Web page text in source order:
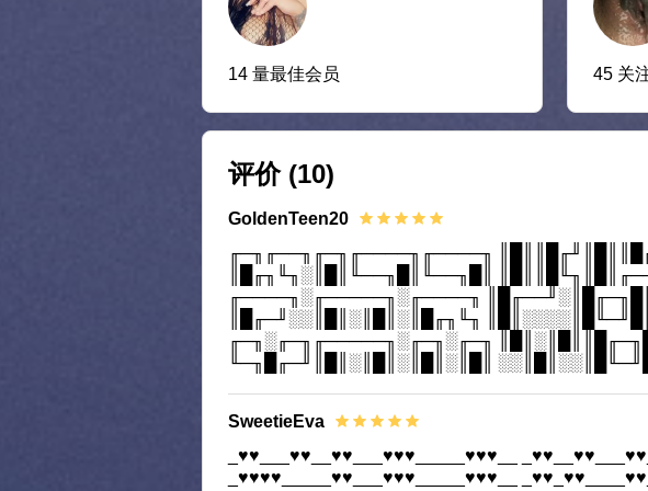
14 量最佳会员 45 关
评价 (10)
GoldenTeen20
╓─╖╓──╖╓─╖╓────╖╓────╖
║█╓╖╙╖░║█║╙──╖█║╙──╖█║
╓────╖░╓─────╖░╓────╖
║█╓─╜░░║█║░║█║░║█╓╖╙╖
╓─╖░╓─╖╓─────╖░╓─╖░╓─╖
╙─╖█╓─╜║█║░║█║░║█║░║█║
SweetieEva
_♥♥___♥♥__♥♥___♥♥♥_____♥♥♥__
_♥♥♥♥_____♥♥___♥♥♥_____♥♥♥__